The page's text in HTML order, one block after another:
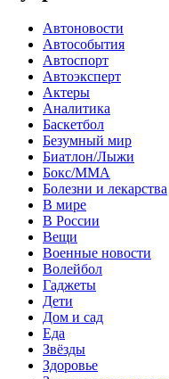
Автоновости
Автособытия
Автоспорт
Автоэксперт
Актеры
Аналитика
Баскетбол
Безумный мир
Биатлон/Лыжи
Бокс/MMA
Болезни и лекарства
В мире
В России
Вещи
Военные новости
Волейбол
Гаджеты
Дети
Дом и сад
Еда
Звёзды
Здоровье